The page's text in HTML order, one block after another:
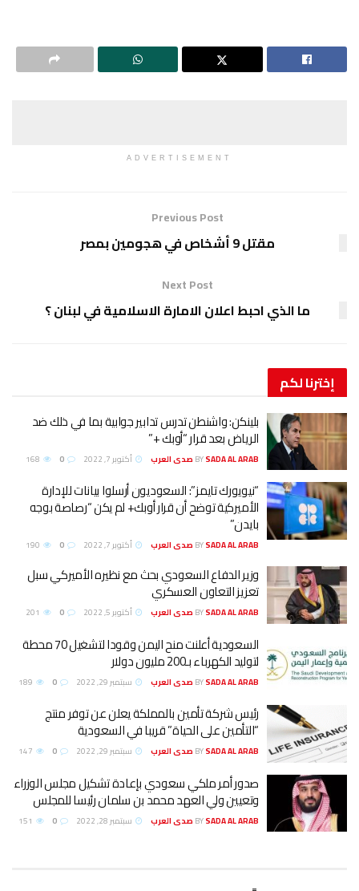
ADVERTISEMENT
Previous Post
مقتل 9 أشخاص في هجومين بمصر
Next Post
ما الذي احبط اعلان الامارة الاسلامية في لبنان ؟
إخترنالكم
بلينكن: واشنطن تدرس تدابير جوابية بما في ذلك ضد
الرياض بعد قرار “أوبك +”
BYSADA AL ARAB صدى العرب أكتوبر 7, 2022
“نيويورك تايمز”: السعوديون أرسلوا بيانات للإدارة
الأميركية توضح أن قرار أوبك+ لم يكن “رصاصة بوجه
بايدن”
BYSADA AL ARAB صدى العرب أكتوبر 7, 2022
وزير الدفاع السعودي بحث مع نظيره الأميركي سبل
تعزيز التعاون العسكري
BYSADA AL ARAB صدى العرب أكتوبر 5, 2022
السعودية أعلنت منح اليمن وقودا لتشغيل 70 محطة
لتوليد الكهرباء بـ200 مليون دولار
BYSADA AL ARAB صدى العرب سبتمبر 29, 2022
‏رئيس شركة تأمين بالمملكة يعلن عن توفر منتج
“التأمين على الحياة” قريبا في السعودية
BYSADA AL ARAB صدى العرب سبتمبر 29, 2022
صدور أمر ملكي سعودي بإعادة تشكيل مجلس الوزراء
وتعيين ولي العهد محمد بن سلمان رئيسا للمجلس
BYSADA AL ARAB صدى العرب سبتمبر 28, 2022